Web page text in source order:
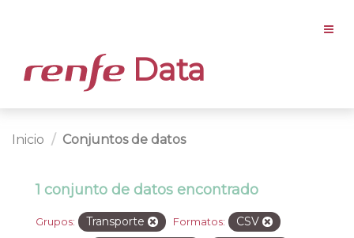
Data
Inicio Conjuntos de datos
1 conjunto de datos encontrado
Grupos: Transporte Formatos: CSV